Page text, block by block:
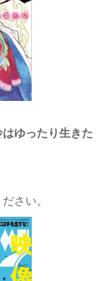
ゆったり生きた
さい。